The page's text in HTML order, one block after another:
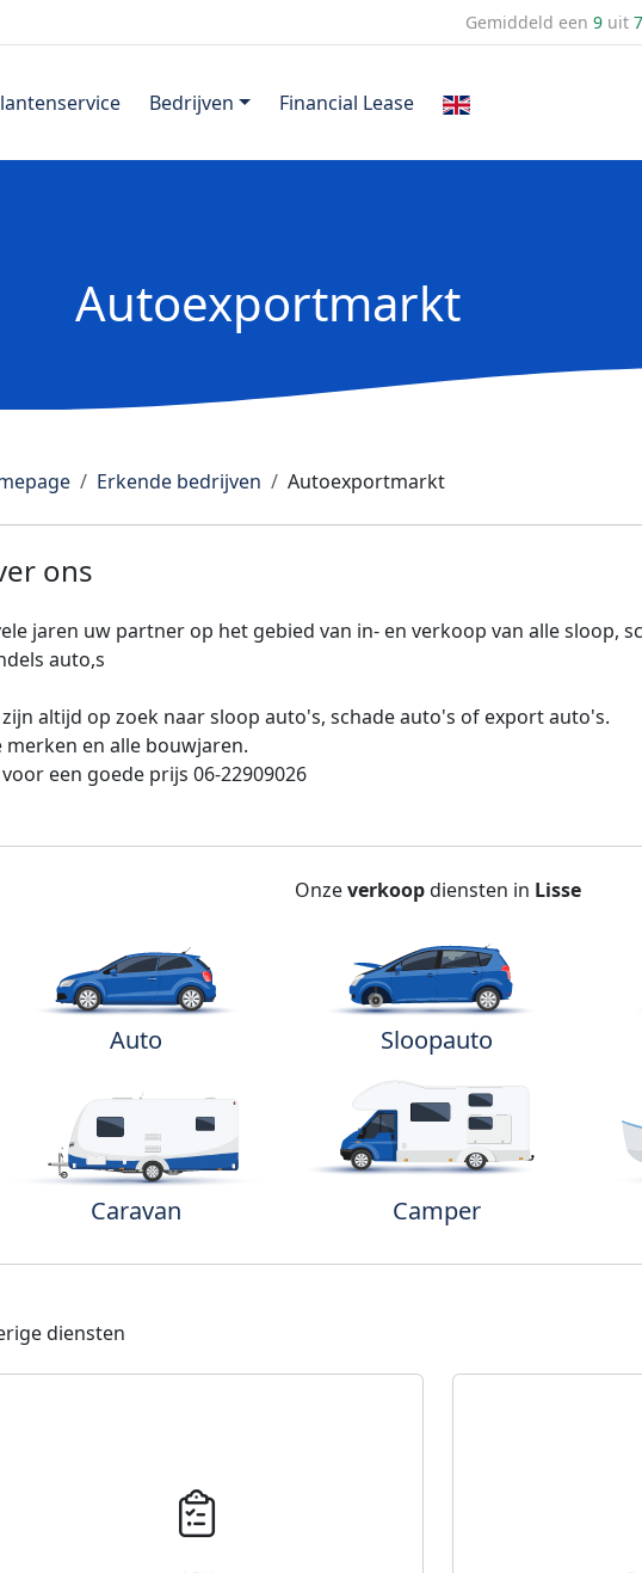
Gemiddeld een9 uit
Bedrijven Financial Lease
Autoexportmarkt
Erkende bedrijven Autoexportmarkt
ons
jaren uw partner op het gebied van in- en verkoop van alle sloop,
auto,s
altijd op zoek naar sloop auto's, schade auto's of export auto's.
merken en alle bouwjaren.
een goede prijs 06-22909026
Onzeverkoopdiensten in Lisse
Auto Sloopauto
Caravan Camper
diensten